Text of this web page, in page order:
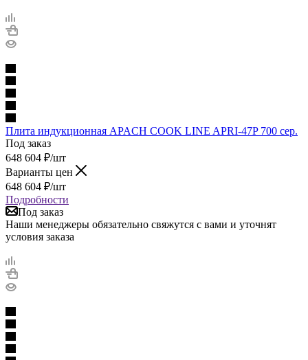
Плита индукционная APACH COOK LINE APRI-47P 700 сер.
Под заказ
648 604 ₽/шт
Варианты цен
648 604 ₽/шт
Подробности
Под заказ
Наши менеджеры обязательно свяжутся с вами и уточнят
условия заказа